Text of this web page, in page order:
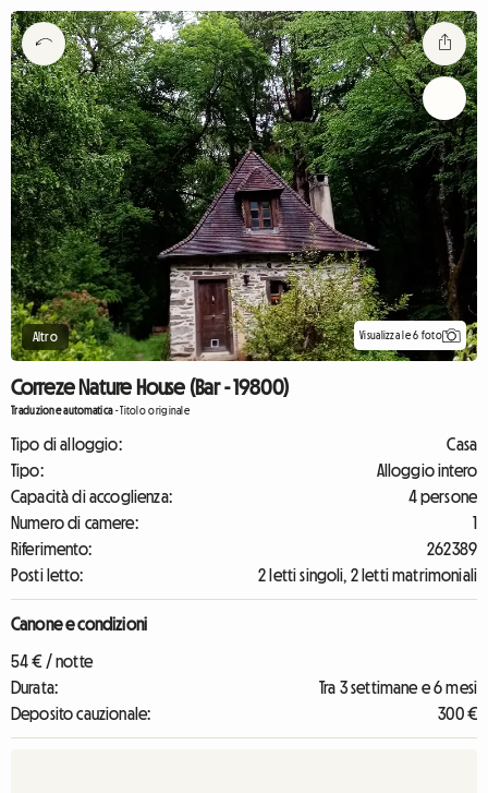
Altro Visualizza le 6 foto
Correze Nature House (Bar - 19800)
Traduzione automatica-Titolo originale
Tipo di alloggio:
Casa
Tipo:
Alloggio intero
Capacità di accoglienza:
4 persone
Numero di camere:
1
Riferimento:
262389
Posti letto:
2 letti singoli, 2 letti matrimoniali
Canone e condizioni
54 € / notte
Durata:
Tra 3 settimane e 6 mesi
Deposito cauzionale:
300 €